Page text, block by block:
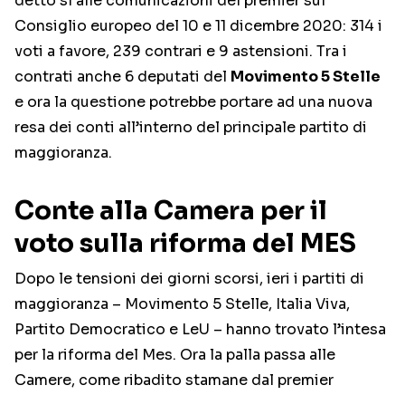
Consiglio europeo del 10 e 11 dicembre 2020: 314 i
voti a favore, 239 contrari e 9 astensioni. Tra i
contrati anche 6 deputati del Movimento 5 Stelle
e ora la questione potrebbe portare ad una nuova
resa dei conti all’interno del principale partito di
maggioranza.
Conte alla Camera per il
voto sulla riforma del MES
Dopo le tensioni dei giorni scorsi, ieri i partiti di
maggioranza – Movimento 5 Stelle, Italia Viva,
Partito Democratico e LeU – hanno trovato l’intesa
per la riforma del Mes. Ora la palla passa alle
Camere, come ribadito stamane dal premier